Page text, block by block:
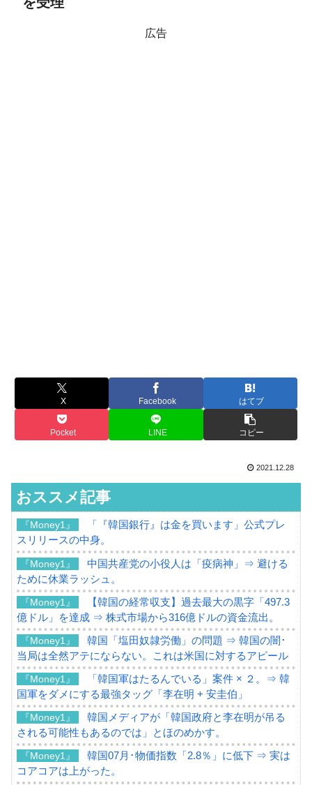
広告
X Facebook はてブ
Pocket LINE コピー
2021.12.28
おススメ記事
『Money1』
「『韓国銀行』は金を買います」公式プレ
スリリースの中身。
『Money1』
中国共産党の小役人は「疫病神」⇒ 避ける
ために休業ラッシュ。
『Money1』
【韓国の経常収支】過去最大の黒字「497.3
億ドル」を達成 ⇒ 株式市場から316億ドルの資金流出。
『Money1』
韓国「塩田奴隷労働」の問題 ⇒ 韓国の闇･
当局は全然アテにならない。これは米国に対するアピール
『Money1』
「韓国軍はたるんでいる」案件 × ２。⇒ 韓
国軍をダメにする最強タッグ「李在明 + 安圭伯」
『Money1』
韓国メディアが「韓国政府と李在明が吊る
される可能性もあるのでは」とほのめかす。
『Money1』
韓国07月･物価指数「2.8％」に低下 ⇒ 実は
コアコアは上がった。